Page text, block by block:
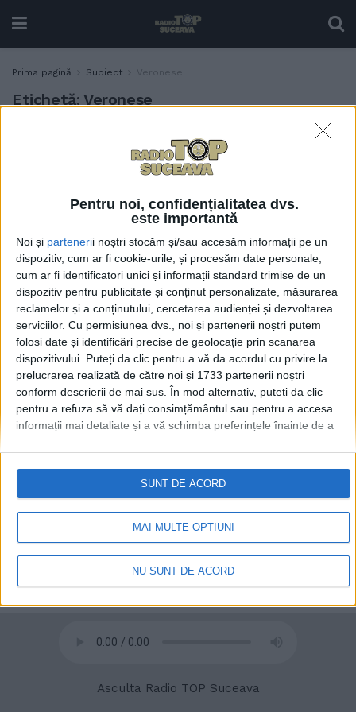
Pentru noi, confidențialitatea dvs.
este importantă
Noi și partenerii noștri stocăm și/sau accesăm informații pe un
dispozitiv, cum ar fi cookie-urile, și procesăm date personale,
cum ar fi identificatori unici și informații standard trimise de un
dispozitiv pentru publicitate și conținut personalizate, măsurarea
reclamelor și a conținutului, cercetarea audienței și dezvoltarea
serviciilor. Cu permisiunea dvs., noi și partenerii noștri putem
folosi date și identificări precise de geolocație prin scanarea
dispozitivului. Puteți da clic pentru a vă da acordul cu privire la
prelucrarea realizată de către noi și 1733 partenerii noștri
conform descrierii de mai sus. În mod alternativ, puteți da clic
pentru a refuza să vă dați consimțământul sau pentru a accesa
informații mai detaliate și a vă schimba preferințele înainte de a
retrageți consimțământul în orice moment, revenind la acest site
și făcând clic pe butonul "Confidențialitate" din partea de jos a
paginii web.
MAI MULTE OPȚIUNI
NU SUNT DE ACORD
SUNT DE ACORD
Prima pagină Subiect Veronese
Etichetă: Veronese
Lucrări de Rubens,
Veronese și Brueghel cel
Tînăr, din colecția
Brukenthal, pot fi admirate
la Muzeul de Istorie din
Suceava (Foto)
28 NOIEMBRIE, 2024
© 2020Radio TOP Suceava 104 FM
Asculta Radio TOP Suceava